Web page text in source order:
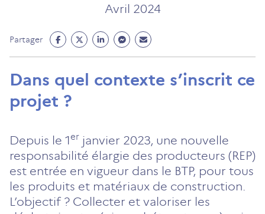
Avril 2024
Partager
Partage
Facebook
un
nouvel
Partage
Twitter
un
nouvel
Partage
Linkedin
un
Partage
Messenger
un
Partage
Mail
un
Dans quel contexte s’inscrit ce
projet ?
Depuis le 1er janvier 2023, une nouvelle
responsabilité élargie des producteurs (REP)
est entrée en vigueur dans le BTP, pour tous
les produits et matériaux de construction.
L’objectif ? Collecter et valoriser les